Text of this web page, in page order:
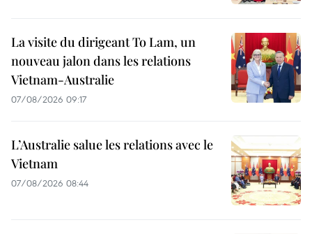
La visite du dirigeant To Lam, un
nouveau jalon dans les relations
Vietnam-Australie
07/08/2026 09:17
L’Australie salue les relations avec le
Vietnam
07/08/2026 08:44